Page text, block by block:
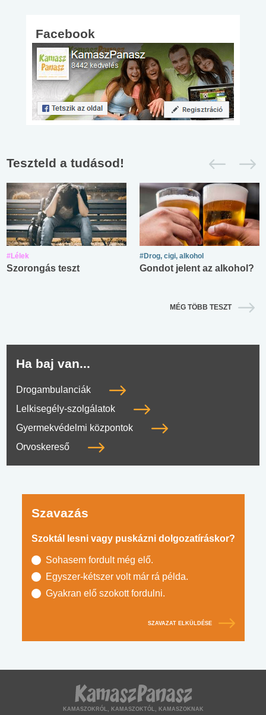
Facebook
Teszteld a tudásod!
#Lélek
Szorongás teszt
#Drog, cigi, alkohol
Gondot jelent az alkohol?
MÉG TÖBB TESZT
Ha baj van...
Drogambulanciák
Lelkisegély-szolgálatok
Gyermekvédelmi központok
Orvoskereső
Szavazás
Szoktál lesni vagy puskázni dolgozatíráskor?
Sohasem fordult még elő.
Egyszer-kétszer volt már rá példa.
Gyakran elő szokott fordulni.
SZAVAZAT ELKÜLDÉSE
KAMASZOKRÓL, KAMASZOKTÓL, KAMASZOKNAK